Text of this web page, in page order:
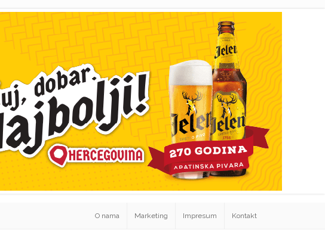
O nama Marketing Impresum Kontakt